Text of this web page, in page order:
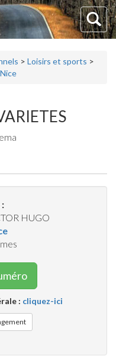
> Loisirs et sports >
HUGO
: cliquez-ici